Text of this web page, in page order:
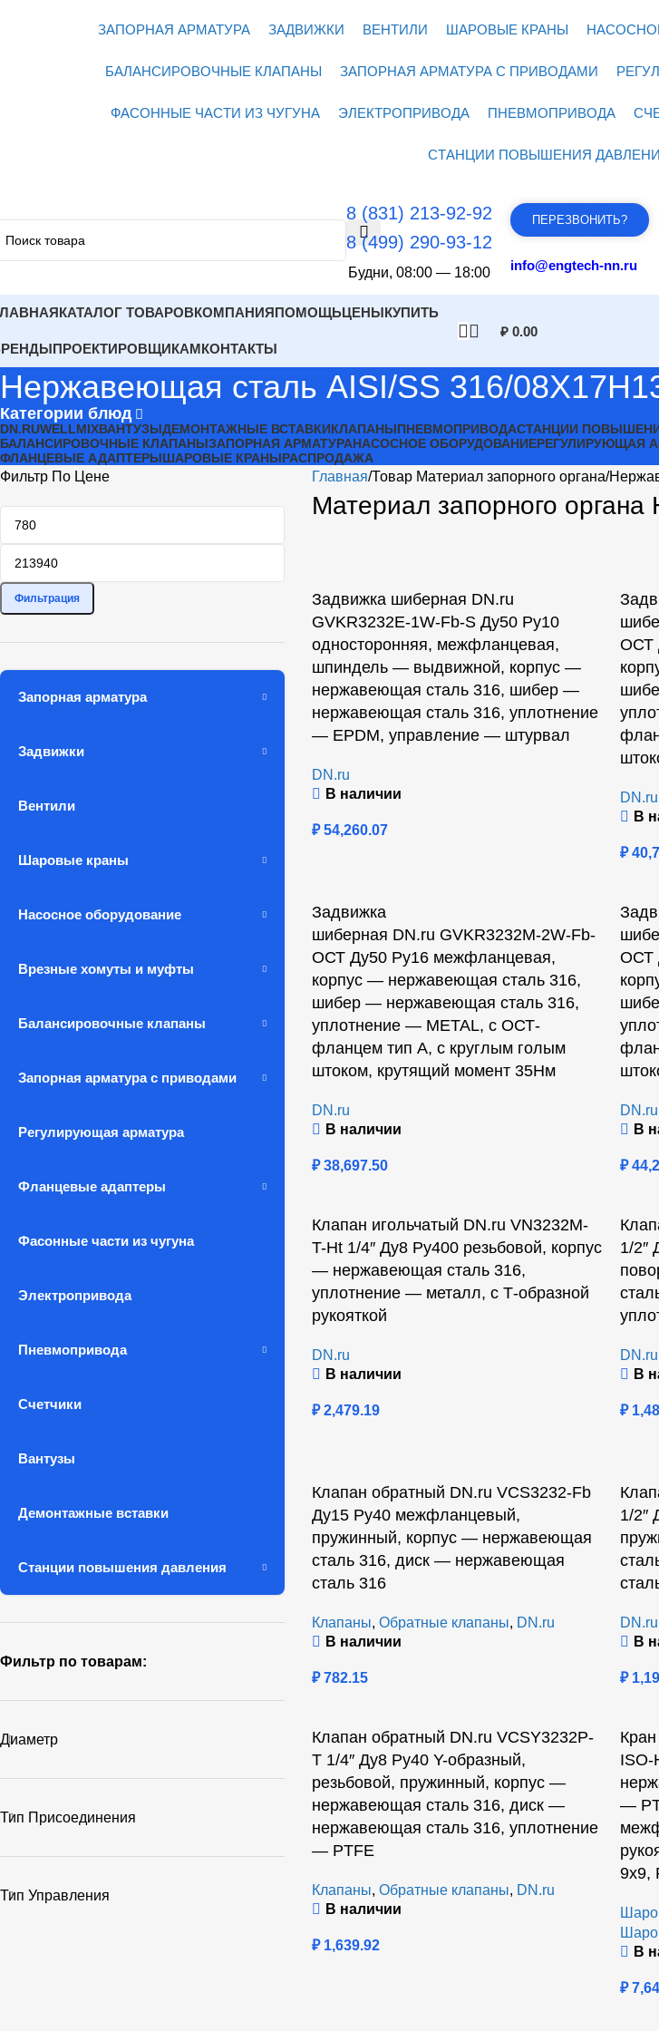
ЗАПОРНАЯ АРМАТУРА ЗАДВИЖКИ ВЕНТИЛИ ШАРОВЫЕ КРАНЫ
БАЛАНСИРОВОЧНЫЕ КЛАПАНЫ ЗАПОРНАЯ АРМАТУРА С ПРИВОДАМИ
ФАСОННЫЕ ЧАСТИ ИЗ ЧУГУНА ЭЛЕКТРОПРИВОДА ПНЕВМОПРИВОДА
СТАНЦИИ ПОВЫШЕНИЯ
8 (831) 213-92-92
8 (499) 290-93-12
Будни, 08:00 — 18:00
ПЕРЕЗВОНИТЬ?
info@engtech-nn.ru
КАТАЛОГ ТОВАРОВКОМПАНИЯПОМОЩЬЦЕНЫКУПИТЬ
ПРОЕКТИРОВЩИКАМКОНТАКТЫ
₽0.00
Нержавеющая сталь AISI/SS 316/
Категории блюд
DN.RUWELLMIXВАНТУЗЫДЕМОНТАЖНЫЕ ВСТАВКИКЛАПАНЫПНЕВМОПРИВОДАСТАНЦИИ
БАЛАНСИРОВОЧНЫЕ КЛАПАНЫЗАПОРНАЯ АРМАТУРАНАСОСНОЕ ОБОРУДОВАНИЕРЕГУЛИРУЮЩАЯ
ФЛАНЦЕВЫЕ АДАПТЕРЫШАРОВЫЕ КРАНЫРАСПРОДАЖА
Фильтр По Цене
Фильтрация
Запорная арматура
Задвижки
Вентили
Шаровые краны
Насосное оборудование
Врезные хомуты и муфты
Балансировочные клапаны
Запорная арматура с приводами
Регулирующая арматура
Фланцевые адаптеры
Фасонные части из чугуна
Электропривода
Пневмопривода
Счетчики
Вантузы
Демонтажные вставки
Станции повышения давления
Фильтр по товарам:
Диаметр
Тип Присоединения
Тип Управления
Главная Товар Материал запорного органа
Материал запорного
Задвижка шиберная DN.ru
GVKR3232E-1W-Fb-S Ду50 Ру10
односторонняя, межфланцевая,
шпиндель — выдвижной, корпус —
нержавеющая сталь 316, шибер —
нержавеющая сталь 316, уплотнение
— EPDM, управление — штурвал
DN.ru
В наличии
₽54,260.07
ОСТ
DN.ru
В
₽
Задвижка
шиберная DN.ru GVKR3232M-2W-Fb-
ОСТ Ду50 Ру16 межфланцевая,
корпус — нержавеющая сталь 316,
шибер — нержавеющая сталь 316,
уплотнение — METAL, с ОСТ-
фланцем тип А, с круглым голым
штоком, крутящий момент 35Нм
DN.ru
В наличии
₽38,697.50
ОСТ
DN.ru
В
₽
Клапан игольчатый DN.ru VN3232M-
T-Ht 1/4″ Ду8 Ру400 резьбовой, корпус
— нержавеющая сталь 316,
уплотнение — металл, с Т-образной
рукояткой
DN.ru
В наличии
₽2,479.19
1/2″
DN.ru
В
₽
Клапан обратный DN.ru VCS3232-Fb
Ду15 Ру40 межфланцевый,
пружинный, корпус — нержавеющая
сталь 316, диск — нержавеющая
сталь 316
Клапаны, Обратные клапаны, DN.ru
В наличии
₽782.15
1/2″
DN.ru
В
₽
Клапан обратный DN.ru VCSY3232P-
T 1/4″ Ду8 Ру40 Y-образный,
резьбовой, пружинный, корпус —
нержавеющая сталь 316, диск —
нержавеющая сталь 316, уплотнение
— PTFE
Клапаны, Обратные клапаны, DN.ru
В наличии
₽1,639.92
ISO-
—
9х9,
В
₽